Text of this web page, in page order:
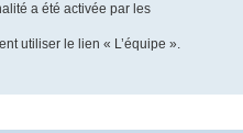
a été activée par les
utiliser le lien « L’équipe ».